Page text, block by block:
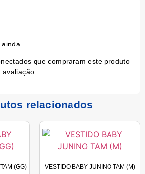
que compraram este produto
relacionados
(GG) VESTIDO BABY JUNINO TAM (M)